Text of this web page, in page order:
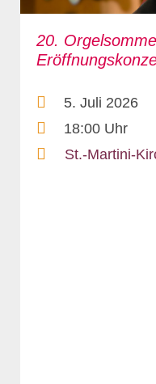
20.
5. Juli 2026
18:00 Uhr
St.-Martini-